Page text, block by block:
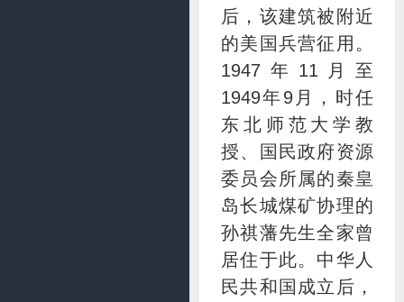
后，该建筑被附近
的美国兵营征用。
1947年11月至
1949年9月，时任
东北师范大学教
授、国民政府资源
委员会所属的秦皇
岛长城煤矿协理的
孙祺藩先生全家曾
居住于此。中华人
民共和国成立后，